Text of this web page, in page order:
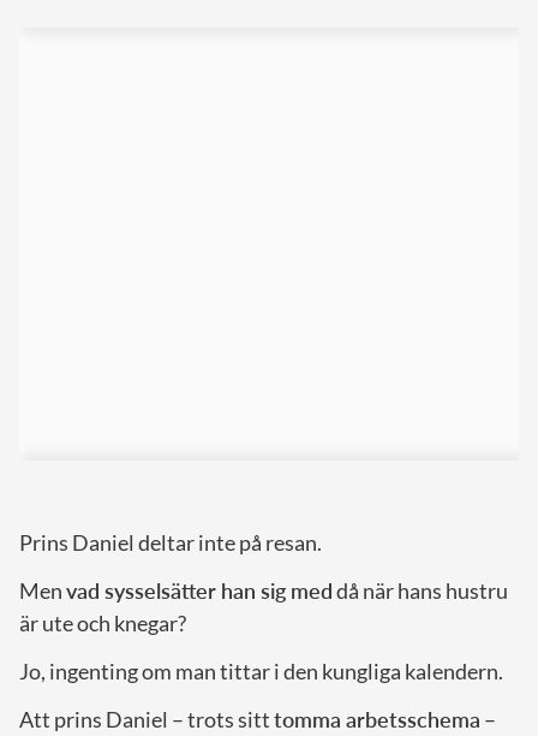
Prins Daniel deltar inte på resan.
Menvad sysselsätter han sig meddå när hans hustru
är ute och knegar?
Jo, ingenting om man tittar i den kungliga kalendern.
Att prins Daniel – trots sitttomma arbetsschema –